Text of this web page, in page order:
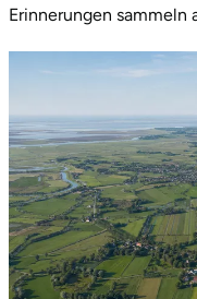
Erinnerungen sammeln